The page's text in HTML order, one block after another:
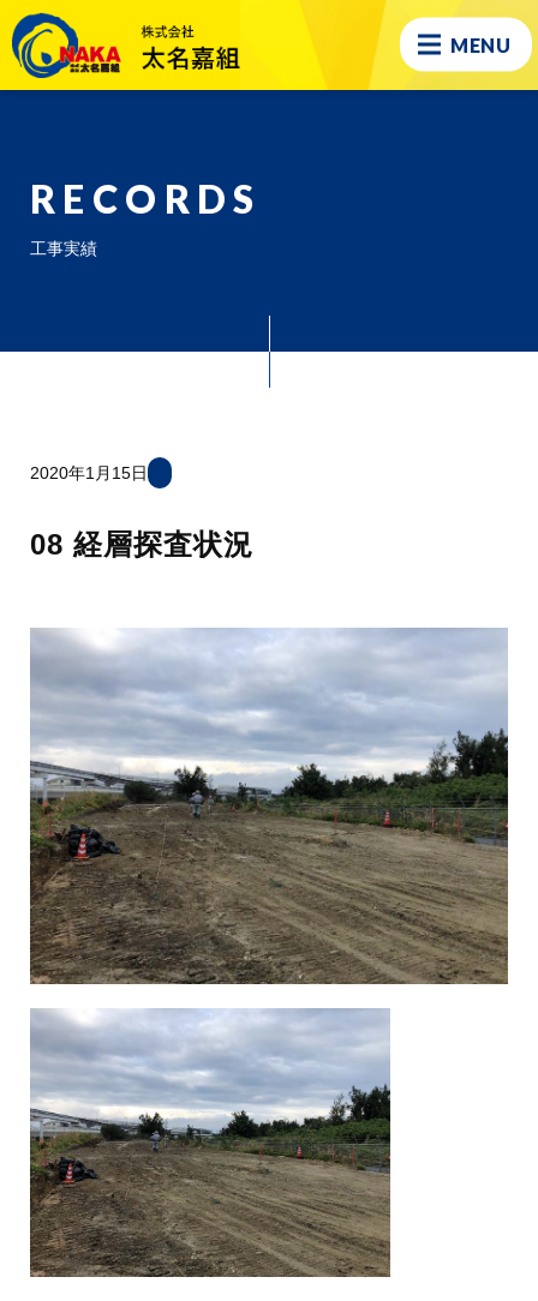
MENU
RECORDS
工事実績
2020年1月15日
08 経層探査状況